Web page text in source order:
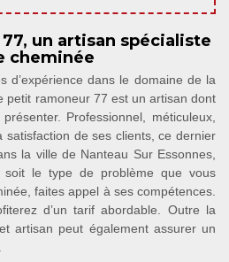
un artisan spécialiste
cheminée
d’expérience dans le domaine de la
petit ramoneur 77 est un artisan dont
Professionnel, méticuleux,
satisfaction de ses clients, ce dernier
la ville de Nanteau Sur Essonnes,
le type de problème que vous
faites appel à ses compétences.
d’un tarif abordable. Outre la
artisan peut également assurer un